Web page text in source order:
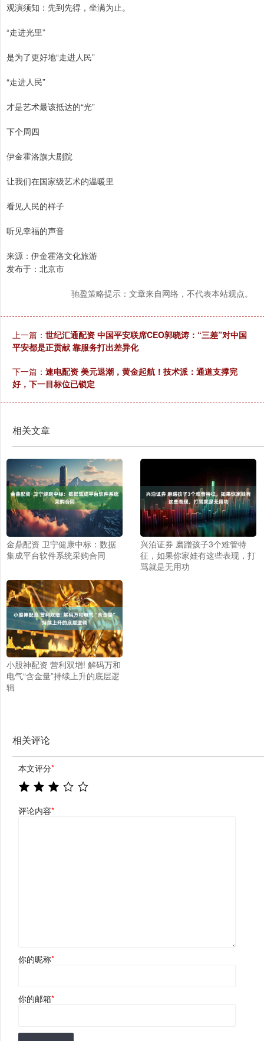
观演须知：先到先得，坐满为止。
“走进光里”
是为了更好地“走进人民”
“走进人民”
才是艺术最该抵达的“光”
下个周四
伊金霍洛旗大剧院
让我们在国家级艺术的温暖里
看见人民的样子
听见幸福的声音
来源：伊金霍洛文化旅游
发布于：北京市
驰盈策略提示：文章来自网络，不代表本站观点。
上一篇： 世纪汇通配资 中国平安联席CEO郭晓涛：“三差”对中国
平安都是正贡献 靠服务打出差异化
下一篇： 速电配资 美元退潮，黄金起航！技术派：通道支撑完
好，下一目标位已锁定
相关文章
金鼎配资 卫宁健康中标：数据
集成平台软件系统采购合同
兴泊证券 磨蹭孩子3个难管特
征，如果你家娃有这些表现，打
骂就是无用功
小股神配资 营利双增! 解码万和
电气“含金量”持续上升的底层逻
辑
相关评论
本文评分*
评论内容*
你的昵称*
你的邮箱*